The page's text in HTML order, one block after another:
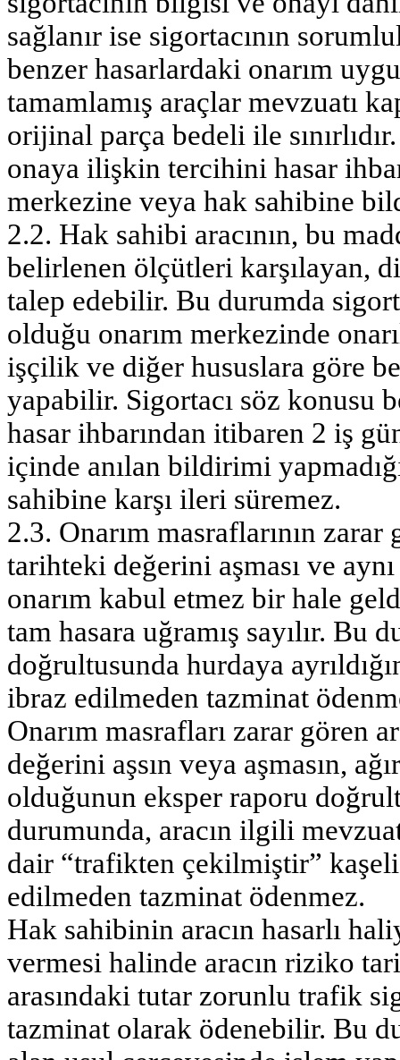
sağlanır ise sigortacının
benzer hasarlardaki onarım
tamamlamış araçlar mevzuatı
orijinal parça bedeli ile
onaya ilişkin tercihini hasar
merkezine veya hak sahibine
2.2. Hak sahibi aracının, bu
belirlenen ölçütleri karşılayan,
talep edebilir. Bu durumda
olduğu onarım merkezinde
işçilik ve diğer hususlara göre
yapabilir. Sigortacı söz konusu
hasar ihbarından itibaren 2 iş
içinde anılan bildirimi
sahibine karşı ileri süremez.
2.3. Onarım masraflarının
tarihteki değerini aşması ve
onarım kabul etmez bir hale
tam hasara uğramış sayılır. Bu
doğrultusunda hurdaya
ibraz edilmeden tazminat
Onarım masrafları zarar gören
değerini aşsın veya aşmasın,
olduğunun eksper raporu
durumunda, aracın ilgili
dair “trafikten çekilmiştir”
edilmeden tazminat ödenmez.
Hak sahibinin aracın hasarlı
vermesi halinde aracın riziko
arasındaki tutar zorunlu trafik
tazminat olarak ödenebilir. Bu